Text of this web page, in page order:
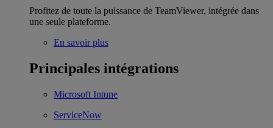
Profitez de toute la puissance de TeamViewer, intégrée dans
une seule plateforme.
En savoir plus
Principales intégrations
Microsoft Intune
ServiceNow